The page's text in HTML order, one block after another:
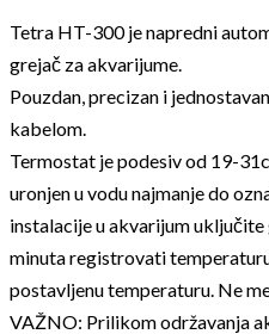
Tetra HT-300 je napredni
grejač za akvarijume.
Pouzdan, precizan i
kabelom.
Termostat je podesiv od 19-
uronjen u vodu najmanje do
instalacije u akvarijum
minuta registrovati
postavljenu temperaturu. Ne
VAŽNO: Prilikom održavanja